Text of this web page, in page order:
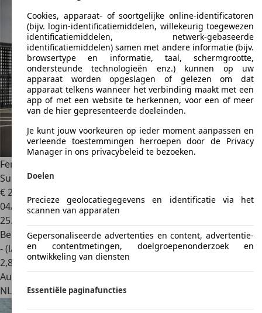
Ferrari Roma
Suspension
€ 204.888
04/2021
25.375 km
Benzine
- (l/100 km)
2,8
Autobedrijf
NL 2142 LBCruquius
Cookies, apparaat- of soortgelijke online-identificatoren
(bijv. login-identificatiemiddelen, willekeurig toegewezen
identificatiemiddelen, netwerk-gebaseerde
identificatiemiddelen) samen met andere informatie (bijv.
browsertype en informatie, taal, schermgrootte,
ondersteunde technologieën enz.) kunnen op uw
apparaat worden opgeslagen of gelezen om dat
apparaat telkens wanneer het verbinding maakt met een
app of met een website te herkennen, voor een of meer
van de hier gepresenteerde doeleinden.
Je kunt jouw voorkeuren op ieder moment aanpassen en
verleende toestemmingen herroepen door de Privacy
Manager in ons privacybeleid te bezoeken.
Doelen
Precieze geolocatiegegevens en identificatie via het
scannen van apparaten
Gepersonaliseerde advertenties en content, advertentie-
en contentmetingen, doelgroepenonderzoek en
ontwikkeling van diensten
Essentiële paginafuncties